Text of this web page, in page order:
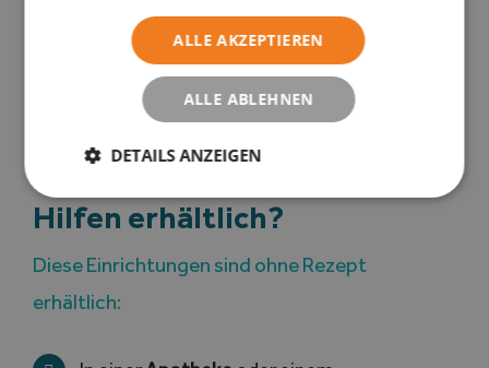
Wo sind diese technischen
Hilfen erhältlich?
Diese Einrichtungen sind ohne Rezept
erhältlich:
ALLE AKZEPTIEREN
ALLE ABLEHNEN
DETAILS ANZEIGEN